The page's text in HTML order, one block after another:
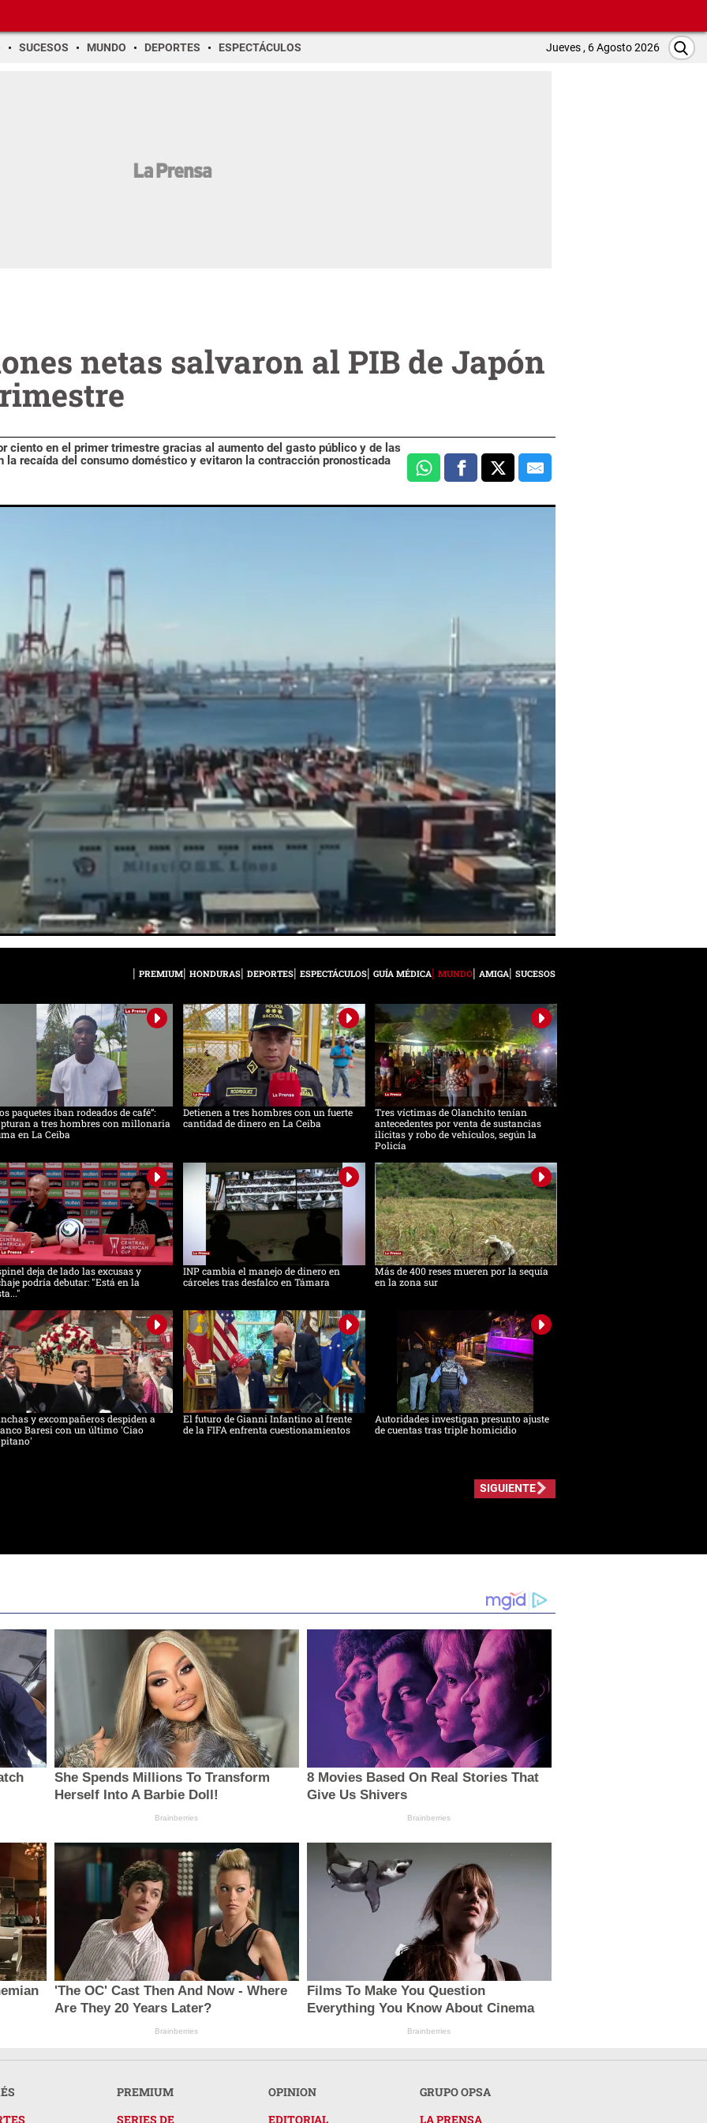
SUCESOS MUNDO DEPORTES ESPECTÁCULOS Jueves , 6 Agosto 2026
netas salvaron al PIB de Japón
ciento en el primer trimestre gracias al aumento del gasto público y de las
la recaída del consumo doméstico y evitaron la contracción pronosticada
PREMIUM HONDURAS DEPORTES ESPECTÁCULOS GUÍA MÉDICA MUNDO AMIGA SUCESOS
paquetes iban rodeados de café”:
a tres hombres con millonaria
en La Ceiba
Detienen a tres hombres con un fuerte
cantidad de dinero en La Ceiba
Tres víctimas de Olanchito tenían
antecedentes por venta de sustancias
ilícitas y robo de vehículos, según la
Policía
deja de lado las excusas y
podría debutar: "Está en la
INP cambia el manejo de dinero en
cárceles tras desfalco en Támara
Más de 400 reses mueren por la sequía
en la zona sur
y excompañeros despiden a
Baresi con un último 'Ciao
El futuro de Gianni Infantino al frente
de la FIFA enfrenta cuestionamientos
Autoridades investigan presunto ajuste
de cuentas tras triple homicidio
SIGUIENTE
She Spends Millions To Transform
Herself Into A Barbie Doll!
Brainberries
8 Movies Based On Real Stories That
Give Us Shivers
Brainberries
'The OC' Cast Then And Now - Where
Are They 20 Years Later?
Brainberries
Films To Make You Question
Everything You Know About Cinema
Brainberries
PREMIUM
SERIES DE
OPINION
EDITORIAL
GRUPO OPSA
LA PRENSA